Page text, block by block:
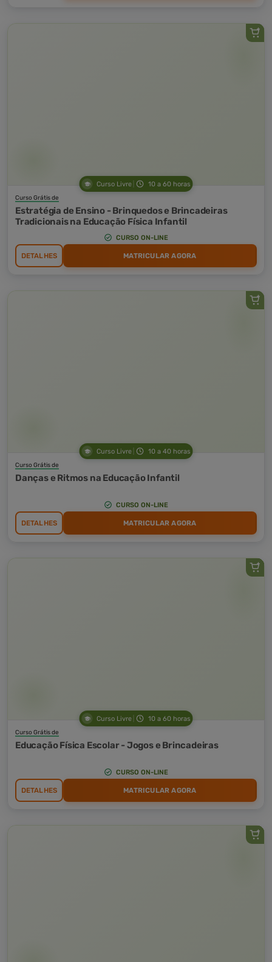
Curso Livre 10 a 60 horas
Curso Grátis de
Estratégia de Ensino - Brinquedos e Brincadeiras
Tradicionais na Educação Física Infantil
CURSO ON-LINE
DETALHES MATRICULAR AGORA
Curso Livre 10 a 40 horas
Curso Grátis de
Danças e Ritmos na Educação Infantil
CURSO ON-LINE
DETALHES MATRICULAR AGORA
Curso Livre 10 a 60 horas
Curso Grátis de
Educação Física Escolar - Jogos e Brincadeiras
CURSO ON-LINE
DETALHES MATRICULAR AGORA